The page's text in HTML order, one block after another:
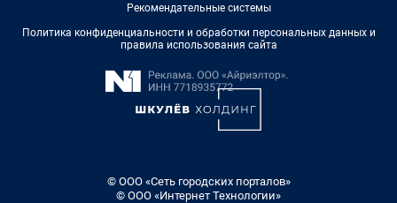
Рекомендательные системы
Политика конфиденциальности и обработки персональных данных и
правила использования сайта
© ООО «Сеть городских порталов»
© ООО «Интернет Технологии»